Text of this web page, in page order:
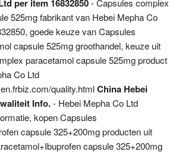
per item 16832850- Capsules complex
525mg fabrikant van Hebei Mepha Co
goede keuze van Capsules
capsule 525mg groothandel, keuze uit
paracetamol capsule 525mg product
Co Ltd
quality.htmlChina Hebei
Info.- Hebei Mepha Co Ltd
kopen Capsules
capsule 325+200mg producten uit
capsule 325+200mg